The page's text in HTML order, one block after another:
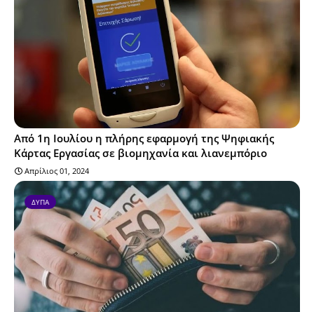
Από 1η Ιουλίου η πλήρης εφαρμογή της Ψηφιακής
Κάρτας Εργασίας σε βιομηχανία και λιανεμπόριο
Απρίλιος 01, 2024
ΔΥΠΑ